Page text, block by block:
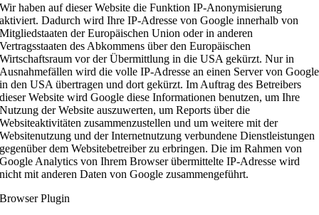
Wir haben auf dieser Website die Funktion IP-Anonymisierung
aktiviert. Dadurch wird Ihre IP-Adresse von Google innerhalb von
Mitgliedstaaten der Europäischen Union oder in anderen
Vertragsstaaten des Abkommens über den Europäischen
Wirtschaftsraum vor der Übermittlung in die USA gekürzt. Nur in
Ausnahmefällen wird die volle IP-Adresse an einen Server von Google
in den USA übertragen und dort gekürzt. Im Auftrag des Betreibers
dieser Website wird Google diese Informationen benutzen, um Ihre
Nutzung der Website auszuwerten, um Reports über die
Websiteaktivitäten zusammenzustellen und um weitere mit der
Websitenutzung und der Internetnutzung verbundene Dienstleistungen
gegenüber dem Websitebetreiber zu erbringen. Die im Rahmen von
Google Analytics von Ihrem Browser übermittelte IP-Adresse wird
nicht mit anderen Daten von Google zusammengeführt.
Browser Plugin